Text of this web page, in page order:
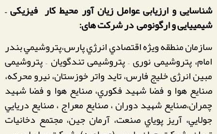
شناسایی و ارزیابی عوامل زیان آور محیط کار فیزیکی –
شیمییایی و ارگونومی در شرکت های:
سازمان منطقه ويژه اقتصادي انرژي پارس،پتروشیمي بندر
امام، پتروشیمی نوری – پتروشیمی تندگویان – پتروشیمی
مبین انرژی خلیج فارس، تايد واتر خوزستان، نیرو محركه،
صنايع هوا و فضا شهید فكوري، صنايع هوا و فضا شهید
چمران،صنایع شهید دوران ، صنایع معراج ، صنايع دريايي
جولايي، آريز پوياي صنعت، آرمان جین، مجتمع دخانیات